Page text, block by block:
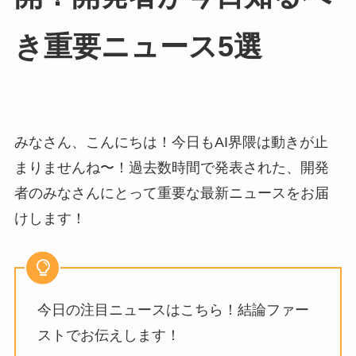
き重要ニュース5選
みなさん、こんにちは！今日もAI界隈は動きが止
まりませんね〜！過去数時間で発表された、開発
者のみなさんにとって重要な最新ニュースをお届
けします！
今日の注目ニュースはこちら！結論ファー
ストでお伝えします！